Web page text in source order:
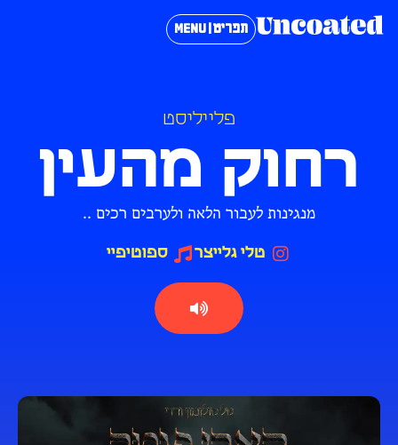
תפריט | MENU
פלייליסט
רחוק מהעין
מנגינות לעבור הלאה ולערבים רכים ..
טלי גלייצר ספוטיפיי